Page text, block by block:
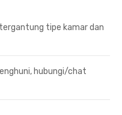
tipe kamar dan
hubungi/chat